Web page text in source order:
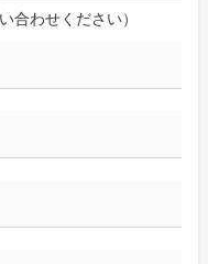
合わせください）